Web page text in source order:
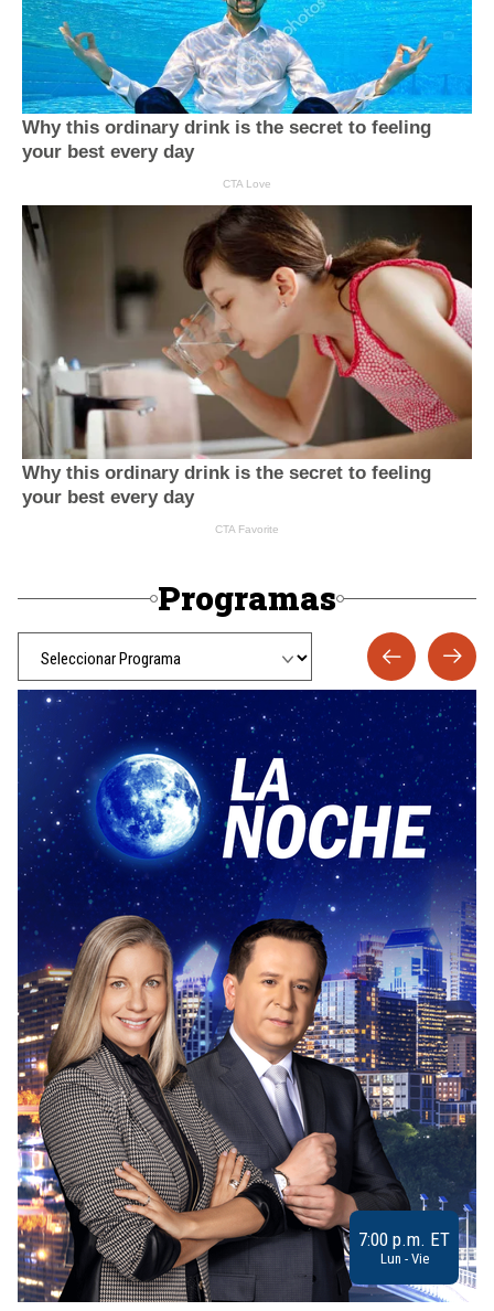
Programas
7:00 p.m. ET
Lun - Vie